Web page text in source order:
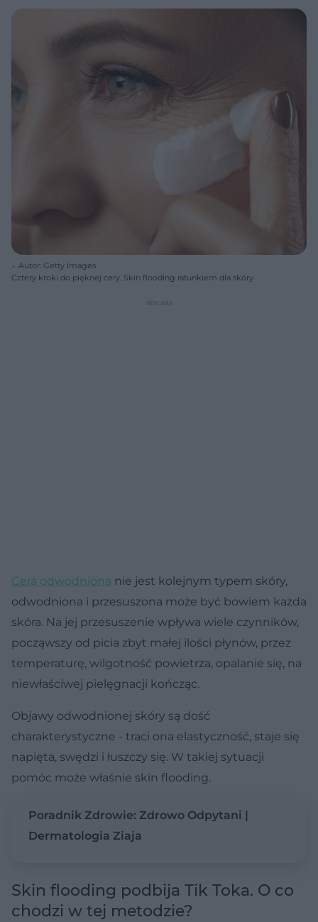
Autor: Getty Images
Cztery kroki do pięknej cery. Skin flooding ratunkiem dla skóry
Cera odwodniona nie jest kolejnym typem skóry,
odwodniona i przesuszona może być bowiem każda
skóra. Na jej przesuszenie wpływa wiele czynników,
począwszy od picia zbyt małej ilości płynów, przez
temperaturę, wilgotność powietrza, opalanie się, na
niewłaściwej pielęgnacji kończąc.
Objawy odwodnionej skóry są dość
charakterystyczne - traci ona elastyczność, staje się
napięta, swędzi i łuszczy się. W takiej sytuacji
pomóc może właśnie skin flooding.
Poradnik Zdrowie: Zdrowo Odpytani |
Dermatologia Ziaja
Skin flooding podbija Tik Toka. O co
chodzi w tej metodzie?